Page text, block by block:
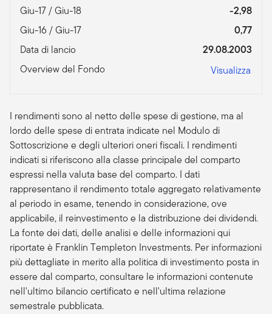
Giu-17 / Giu-18
-2,98
Giu-16 / Giu-17
0,77
Data di lancio
29.08.2003
Overview del Fondo
Visualizza
I rendimenti sono al netto delle spese di gestione, ma al
lordo delle spese di entrata indicate nel Modulo di
Sottoscrizione e degli ulteriori oneri fiscali. I rendimenti
indicati si riferiscono alla classe principale del comparto
espressi nella valuta base del comparto. I dati
rappresentano il rendimento totale aggregato relativamente
al periodo in esame, tenendo in considerazione, ove
applicabile, il reinvestimento e la distribuzione dei dividendi.
La fonte dei dati, delle analisi e delle informazioni qui
riportate è Franklin Templeton Investments. Per informazioni
più dettagliate in merito alla politica di investimento posta in
essere dal comparto, consultare le informazioni contenute
nell'ultimo bilancio certificato e nell'ultima relazione
semestrale pubblicata.